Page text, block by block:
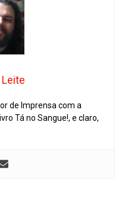
de Imprensa com a
Tá no Sangue!, e claro,